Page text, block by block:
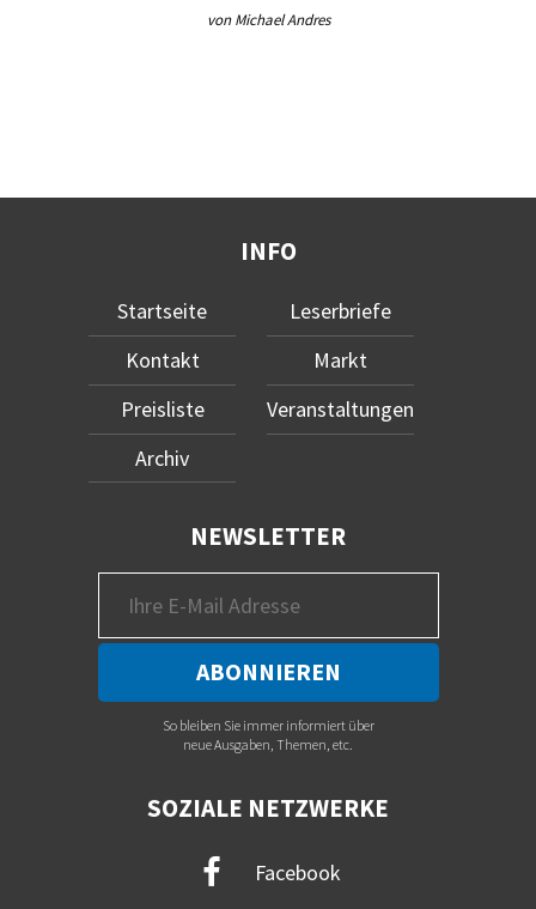
von Michael Andres
INFO
Startseite
Kontakt
Preisliste
Archiv
Leserbriefe
Markt
Veranstaltungen
NEWSLETTER
So bleiben Sie immer informiert über
neue Ausgaben, Themen, etc.
SOZIALE NETZWERKE
Facebook